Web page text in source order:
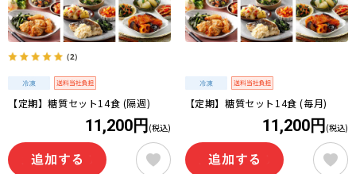
（2）
【定期】糖質セット14食 (隔週)
11,200円 (税込)
【定期】糖質セット14食 (毎月)
11,200円 (税込)